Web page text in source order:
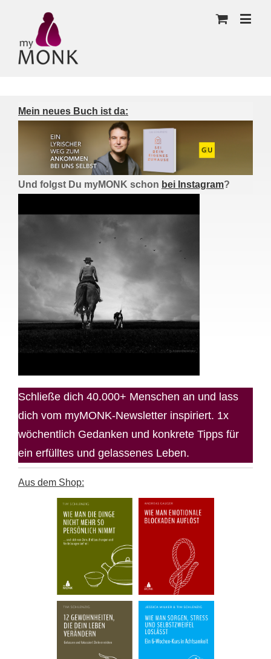
Mein neues Buch ist da:
Und folgst Du myMONK schon bei Instagram?
Schließe dich 40.000+ Menschen an und lass
dich vom myMONK-Newsletter inspiriert. 1x
wöchentlich Gedanken und konkrete Tipps für
ein erfülltes und gelassenes Leben.
Aus dem Shop: